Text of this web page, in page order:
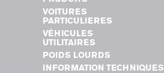
VOITURES
PARTICULIERES
VÉHICULES
UTILITAIRES
POIDS LOURDS
INFORMATION TECHNIQUES